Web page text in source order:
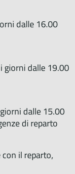
dalle 16.00
giorni dalle 19.00
dalle 15.00
di reparto
il reparto,